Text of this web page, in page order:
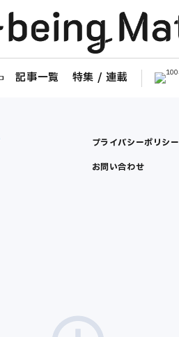
記事一覧 特集 / 連載
プライバシーポリシー
お問い合わせ